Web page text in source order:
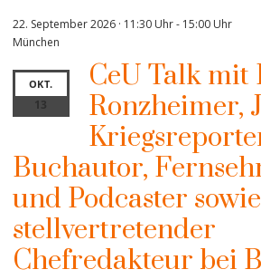
22. September 2026 · 11:30 Uhr- 15:00 Uhr
München
OKT.
13
CeU Talk mit
Ronzheimer,
Buchautor,
und Podcaster sowie
stellvertretender
Chefredakteur bei